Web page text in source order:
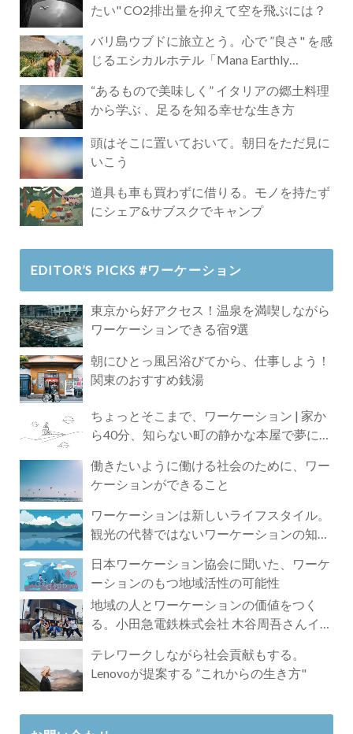
たい" CO2排出量を抑えて空を飛ぶには？
バリ島ウブドに旅立とう。心で ”良さ" を感
じるエシカルホテル「Mana Earthly
“あるもので美味しく” イタリアの郷土料理
から学ぶ 、足るを知る幸せな生き方
頭はそこに置いておいて。朝日をただ見に
いこう
道具も車も買わずに借りる。モノを持たず
にシェア&サブスクでキャンプ
EDITOR’S PICKS #ワーケーション
東京から好アクセス！温泉を満喫しながら
ワーケーションできる宿9選
朝にひとっ風呂浴びてから、仕事しよう！
関東のおすすめ銭湯
ちょっとそこまで、ワーケーション | 家か
ら40分、知らない町の静かな本屋で夢に近
働きたいように働ける社会のために、ワー
ケーションができること
ワーケーションは新しいライフスタイル。
観光の代替ではないワーケーションの知ら
日本ワーケーション協会に聞いた、ワーケ
ーションのもつ地域活性の可能性
地域の人とワーケーションの価値をつく
る。小田急電鉄株式会社 木谷周吾さんイン
テレワークしながら社会貢献もする。
Lenovoが提案する ”これからの生き方"